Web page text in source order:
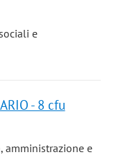
e
- 8 cfu
amministrazione e